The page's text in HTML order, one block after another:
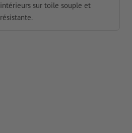
intérieurs sur toile souple et
résistante.